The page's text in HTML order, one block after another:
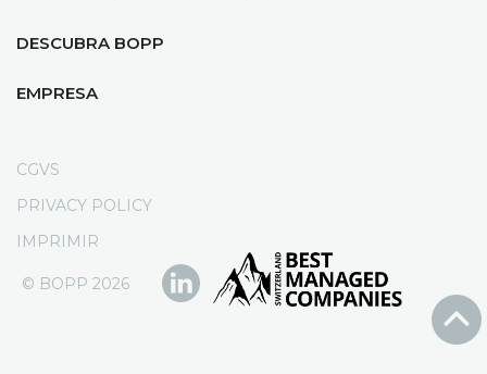
DESCUBRA BOPP
EMPRESA
CGVS
PRIVACY POLICY
IMPRIMIR
© BOPP 2026